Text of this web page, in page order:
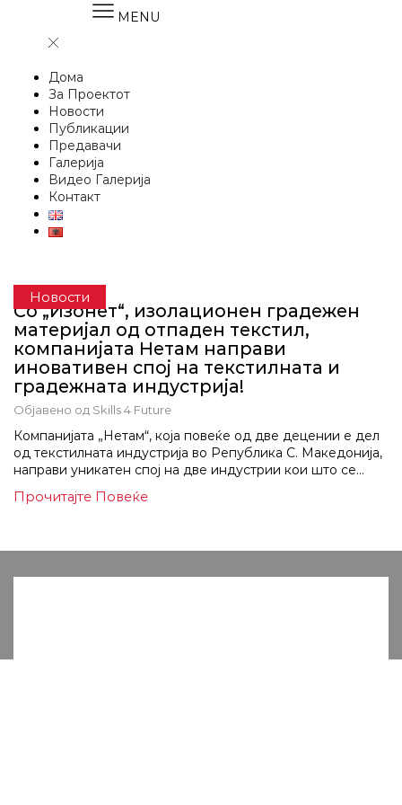
MENU
Дома
За Проектот
Новости
Публикации
Предавачи
Галерија
Видео Галерија
Контакт
Новости
Со „Изонет“, изолационен градежен
материјал од отпаден текстил,
компанијата Нетам направи
иновативен спој на текстилната и
градежната индустрија!
Објавено од Skills 4 Future
Компанијата „Нетам“, која повеќе од две децении е дел
од текстилната индустрија во Република С. Македонија,
направи уникатен спој на две индустрии кои што се...
Прочитајте Повеќе